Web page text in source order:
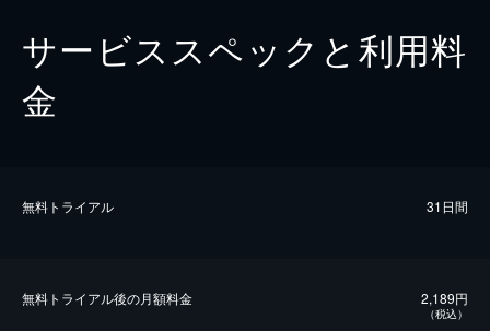
サービススペックと利用料
金
無料トライアル 31日間
無料トライアル後の⽉額料金 2,189円
（税込）